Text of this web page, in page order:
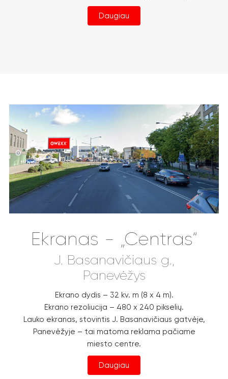
Daugiau
Ekranas - „Centras“
J. Basanavičiaus g.,
Panevėžys
Ekrano dydis – 32 kv. m (8 x 4 m).
Ekrano rezoliucija – 480 x 240 pikselių.
Lauko ekranas, stovintis J. Basanavičiaus gatvėje,
Panevėžyje – tai matoma reklama pačiame
miesto centre.
Daugiau